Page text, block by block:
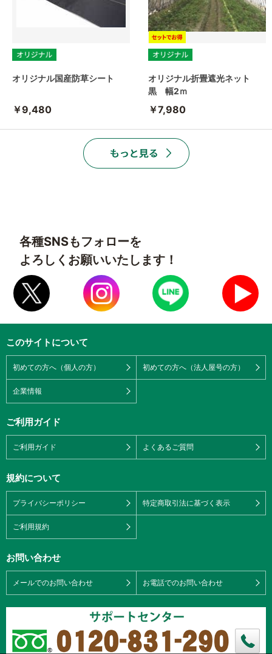
オリジナル国産防草シート
￥9,480
オリジナル折畳遮光ネット
黒 幅2ｍ
￥7,980
各種SNSもフォローを
よろしくお願いいたします！
このサイトについて
初めての方へ（個人の方） 初めての方へ（法人屋号の方）
企業情報
ご利用ガイド
ご利用ガイド よくあるご質問
規約について
プライバシーポリシー 特定商取引法に基づく表示
ご利用規約
お問い合わせ
メールでのお問い合わせ お電話でのお問い合わせ